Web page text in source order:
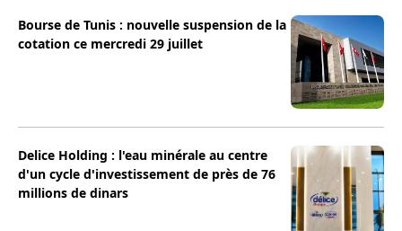
Bourse de Tunis : nouvelle suspension de la
cotation ce mercredi 29 juillet
Delice Holding : l'eau minérale au centre
d'un cycle d'investissement de près de 76
millions de dinars